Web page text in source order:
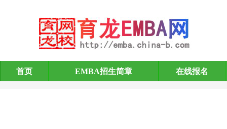
EMBA招生简章
首页 EMBA招生简章 在线报名